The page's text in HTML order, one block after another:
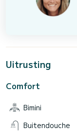
Uitrusting
Comfort
Bimini
Buitendouche